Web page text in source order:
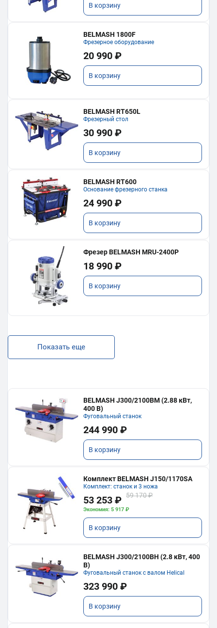
В корзину
BELMASH 1800F
Фрезерное оборудование
20 990 ₽
В корзину
BELMASH RT650L
Фрезерный стол
30 990 ₽
В корзину
BELMASH RT600
Основание фрезерного станка
24 990 ₽
В корзину
Фрезер BELMASH MRU-2400P
18 990 ₽
В корзину
Показать еще
BELMASH J300/2100ВМ (2.88 кВт,
400 В)
Фуговальный станок
244 990 ₽
В корзину
Комплект BELMASH J150/1170SA
Комплект: станок и 3 ножа
53 253 ₽ 59 170 ₽
Экономия: 5 917 ₽
В корзину
BELMASH J300/2100ВH (2.8 кВт, 400
В)
Фуговальный станок с валом Helical
323 990 ₽
В корзину